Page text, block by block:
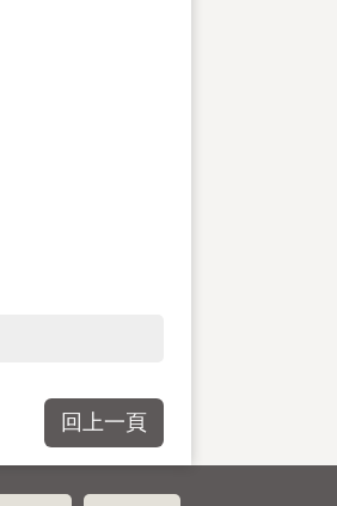
回上一頁